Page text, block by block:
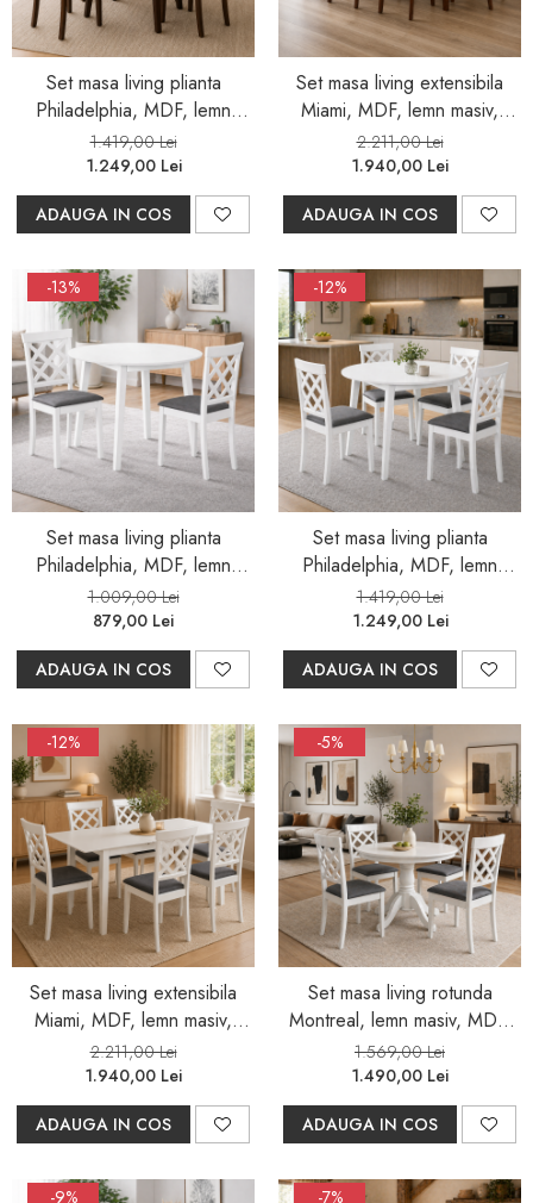
Set masa living plianta
Philadelphia, MDF, lemn
masiv, rotunda, 55/90 x 90 x
74,8 cm si 4 scaune Vienna,
tapiterie stofa, 94x49x40 cm,
nuc
1.419,00 Lei
1.249,00 Lei
ADAUGA IN COS
Set masa living extensibila
Miami, MDF, lemn masiv,
120/150 x 80 x 73.8 cm si 6
scaune Vienna, tapitat stofa,
94x49x40 cm, nuc/maro
2.211,00 Lei
1.940,00 Lei
ADAUGA IN COS
-13%
Set masa living plianta
Philadelphia, MDF, lemn
masiv, rotunda, 55/90 x 90 x
74,8 cm si 2 scaune Vienna,
tapiterie stofa, 94x49x40 cm,
alb
1.009,00 Lei
879,00 Lei
ADAUGA IN COS
-12%
Set masa living plianta
Philadelphia, MDF, lemn
masiv, rotunda, 55/90 x 90 x
74,8 cm si 4 scaune Vienna,
tapiterie stofa, 94x49x40 cm,
alb
1.419,00 Lei
1.249,00 Lei
ADAUGA IN COS
-12%
Set masa living extensibila
Miami, MDF, lemn masiv,
120/150 x 80 x 73.8 cm si 6
scaune Vienna, tapitat stofa,
94x49x40 cm, alb/gri
2.211,00 Lei
1.940,00 Lei
ADAUGA IN COS
-5%
Set masa living rotunda
Montreal, lemn masiv, MDF,
90x73.8 cm si 4 scaune
Vienna, tapiterie stofa,
94x49x40 cm, alb/gri
1.569,00 Lei
1.490,00 Lei
ADAUGA IN COS
-9% -7%